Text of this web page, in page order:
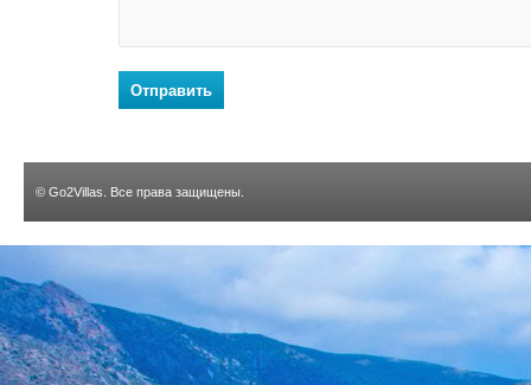
Отправить
© Go2Villas . Все права защищены.